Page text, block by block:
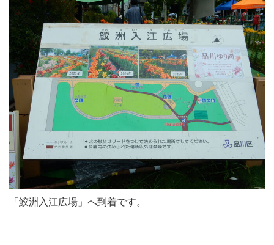
「鮫洲入江広場」へ到着です。